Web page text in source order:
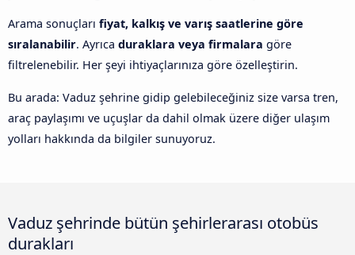
Arama sonuçları fiyat, kalkış ve varış saatlerine göre
sıralanabilir. Ayrıca duraklara veya firmalara göre
filtrelenebilir. Her şeyi ihtiyaçlarınıza göre özelleştirin.
Bu arada: Vaduz şehrine gidip gelebileceğiniz size varsa tren,
araç paylaşımı ve uçuşlar da dahil olmak üzere diğer ulaşım
yolları hakkında da bilgiler sunuyoruz.
Vaduz şehrinde bütün şehirlerarası otobüs
durakları